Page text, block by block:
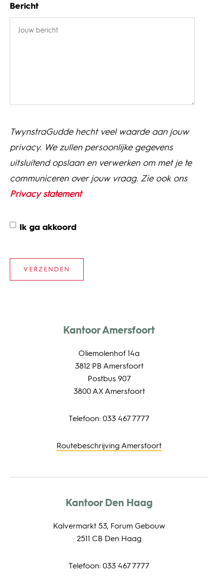
Bericht
TwynstraGudde hecht veel waarde aan jouw
privacy. We zullen persoonlijke gegevens
uitsluitend opslaan en verwerken om met je te
communiceren over jouw vraag. Zie ook ons
Privacy statement
Ik ga akkoord
Kantoor Amersfoort
Oliemolenhof 14a
3812 PB Amersfoort
Postbus 907
3800 AX Amersfoort
Telefoon: 033 467 7777
Routebeschrijving Amersfoort
Kantoor Den Haag
Kalvermarkt 53, Forum Gebouw
2511 CB Den Haag
Telefoon: 033 467 7777